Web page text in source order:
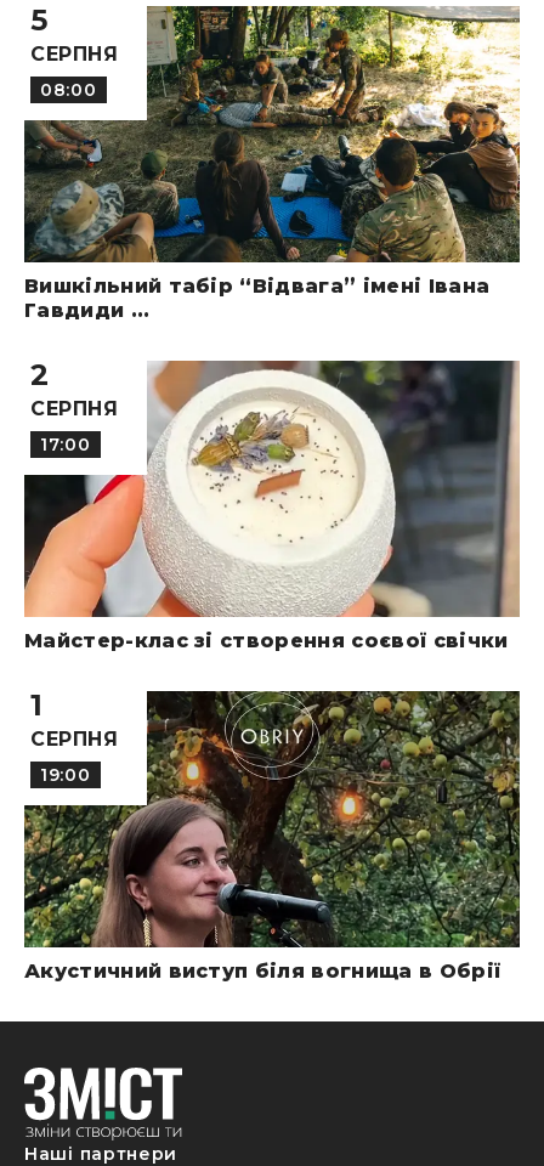
5
СЕРПНЯ
08:00
Вишкільний табір “Відвага” імені Івана
Гавдиди ...
2
СЕРПНЯ
17:00
Майстер-клас зі створення соєвої свічки
1
СЕРПНЯ
19:00
Акустичний виступ біля вогнища в Обрії
Наші партнери